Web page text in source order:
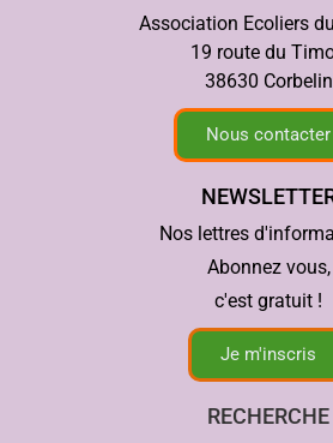
Association Ecoliers
19 route du
38630 Corbelin
Nous contacter
Nos lettres
Abonnez vous,
c'est gratuit !
Je m'inscris
RECHERCHE